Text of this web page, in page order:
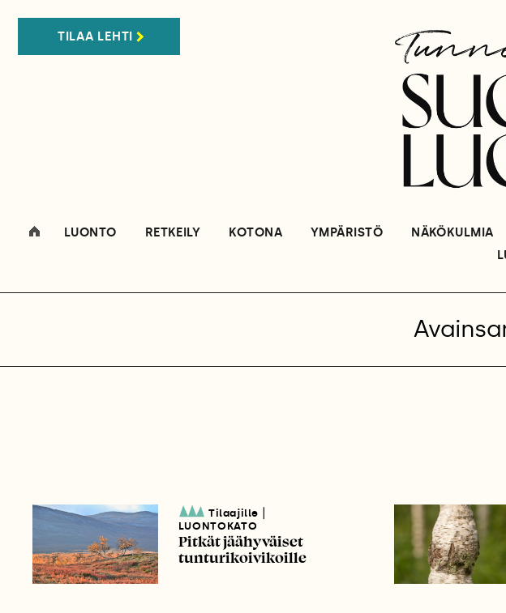
TILAA LEHTI
LUONTO RETKEILY KOTONA YMPÄRISTÖ NÄKÖKULMIA
Tilaajille
LUONTOKATO
Pitkät jäähyväiset
tunturikoivikoille